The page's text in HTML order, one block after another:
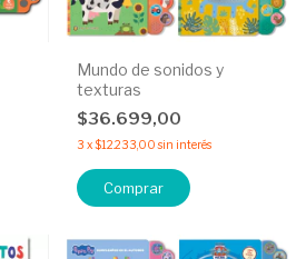
Mundo de sonidos y
texturas
$36.699,00
3 x$12.233,00 sin interés
Comprar